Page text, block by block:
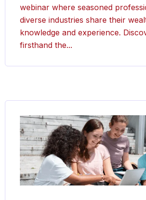
webinar where seasoned
diverse industries share their
knowledge and experience.
firsthand the...